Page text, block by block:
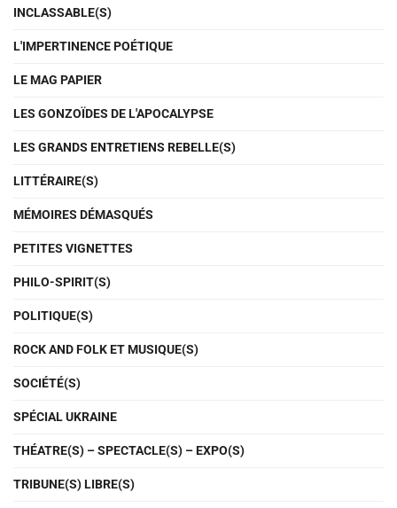
INCLASSABLE(S)
L'IMPERTINENCE POÉTIQUE
LE MAG PAPIER
LES GONZOÏDES DE L'APOCALYPSE
LES GRANDS ENTRETIENS REBELLE(S)
LITTÉRAIRE(S)
MÉMOIRES DÉMASQUÉS
PETITES VIGNETTES
PHILO-SPIRIT(S)
POLITIQUE(S)
ROCK AND FOLK ET MUSIQUE(S)
SOCIÉTÉ(S)
SPÉCIAL UKRAINE
THÉATRE(S) – SPECTACLE(S) – EXPO(S)
TRIBUNE(S) LIBRE(S)